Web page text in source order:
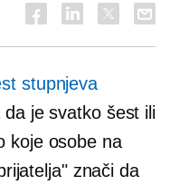
stupnjeva
je svatko šest ili
koje osobe na
znači da